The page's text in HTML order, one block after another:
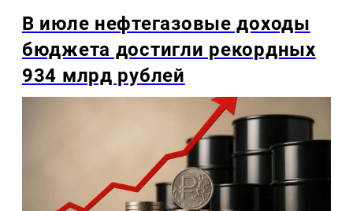
В июле нефтегазовые доходы
бюджета достигли рекордных
934 млрд рублей